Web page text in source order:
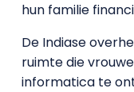
hun familie
De Indiase
ruimte die
informatica te